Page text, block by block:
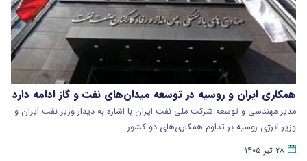
همکاری ایران و روسیه در توسعه میدان‌های نفت و گاز ادامه دارد
مدیر مهندسی و توسعه شرکت ملی نفت ایران با اشاره به دیدار وزیر نفت ایران و
وزیر انرژی روسیه بر تداوم همکاری‌های دو کشور…
۲۸ تیر ۱۴۰۵